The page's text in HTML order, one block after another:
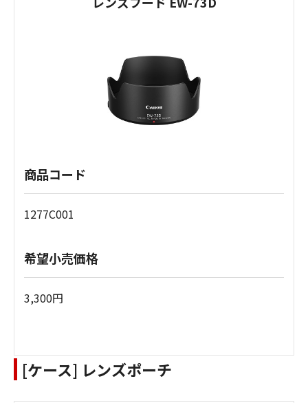
商品コード
1277C001
希望小売価格
3,300円
[ケース] レンズポーチ